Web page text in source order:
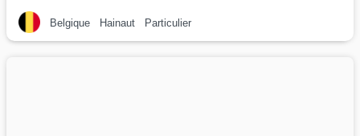
Belgique Hainaut Particulier